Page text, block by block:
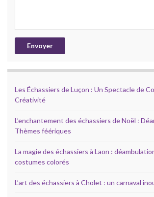
Les Échassiers de Luçon : Un Spectacle de
Créativité
L’enchantement des échassiers de Noël :
Thèmes féériques
La magie des échassiers à Laon :
costumes colorés
L’art des échassiers à Cholet : un carnaval